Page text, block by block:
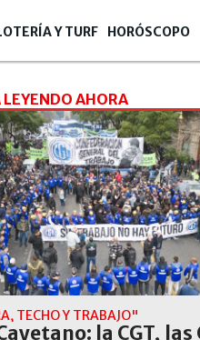
Y TURF HORÓSCOPO
LEYENDO AHORA
TECHO Y TRABAJO"
la CGT, las